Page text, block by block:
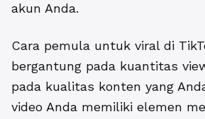
akun Anda.
Cara pemula untuk viral di
bergantung pada kuantitas
pada kualitas konten yang
video Anda memiliki elemen